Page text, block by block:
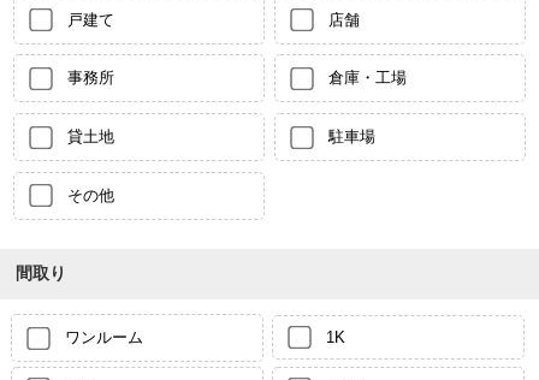
戸建て 店舗
事務所 倉庫・工場
貸土地 駐車場
その他
間取り
ワンルーム 1K